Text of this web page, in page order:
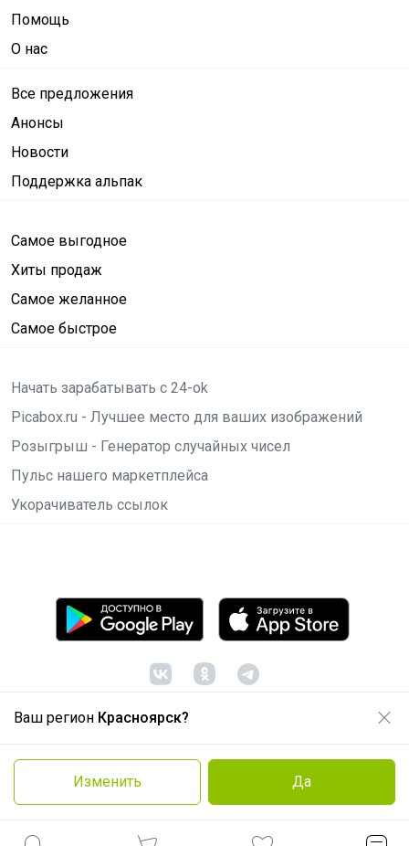
Ваш регион Красноярск?
Изменить Да
Помощь
О нас
Все предложения
Анонсы
Новости
Поддержка альпак
Самое выгодное
Хиты продаж
Самое желанное
Самое быстрое
Начать зарабатывать с 24-ok
Picabox.ru - Лучшее место для ваших изображений
Розыгрыш - Генератор случайных чисел
Пульс нашего маркетплейса
Укорачиватель ссылок
© ООО "Лявита", ОГРН 1122468054070, 2012 -2026
Политика конфиденциальности
Cоглашение пользователя